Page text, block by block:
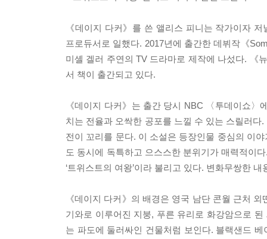
《데이지 다커》를 쓴 앨리스 피니는 작가이자
프로듀서로 일했다. 2017년에 출간한 데뷔작《
미셸 겔러 주연의 TV 드라마로 제작에 나섰다. 《
서 책이 출간되고 있다.
《데이지 다커》는 출간 당시 NBC 〈투데이쇼
치는 전율과 오싹한 공포를 느낄 수 있는 스릴러
전이 꼬리를 문다. 이 소설은 등장인물 중심의 이
도 동시에 독특하고 으스스한 분위기가 매력적이
‘트위스트의 여왕’이라 불리고 있다. 변화무쌍한
《데이지 다커》의 배경은 영국 남단 콘월 근처
기와로 이루어진 지붕, 푸른 유리로 화강암으로
는 파도에 둘러싸인 건물처럼 보인다. 블랙샌드